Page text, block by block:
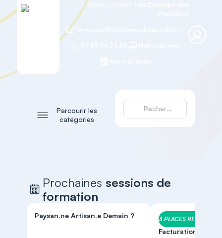
Votre contact
Parcourir les
catégories
Prochaines sessions de
formation
Paysan.ne Artisan.e Demain ? 3 PLACES RESTANTES
Facturation